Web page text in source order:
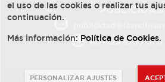
684 126 573/670
el uso de las cookies o realizar tus
continuación.
Más información: Política de Cookies.
PERSONALIZAR AJUSTES